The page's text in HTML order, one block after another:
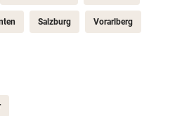
Salzburg Vorarlberg